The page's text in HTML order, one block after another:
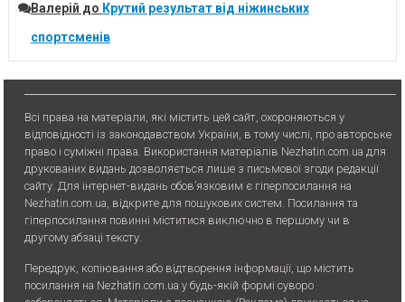
Валерій до Крутий результат від ніжинських
спортсменів
Всі права на матеріали, які містить цей сайт, охороняються у
відповідності із законодавством України, в тому числі, про авторське
право і суміжні права. Використання матерiалiв Nezhatin.com.ua для
друкованих видань дозволяється лише з письмової згоди редакції
сайту. Для iнтернет-видань обов’язковим є гiперпосилання на
Nezhatin.com.ua, відкрите для пошукових систем. Посилання та
гіперпосилання повинні міститися виключно в першому чи в
другому абзаці тексту.
Передрук, копiювання або вiдтворення iнформацiї, що мiстить
посилання на Nezhatin.com.ua у будь-якiй формi суворо